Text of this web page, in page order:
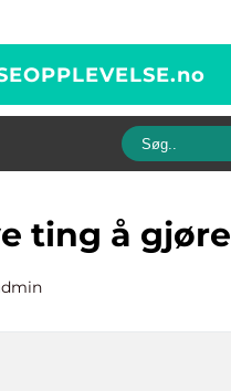
no
ting å gjøre